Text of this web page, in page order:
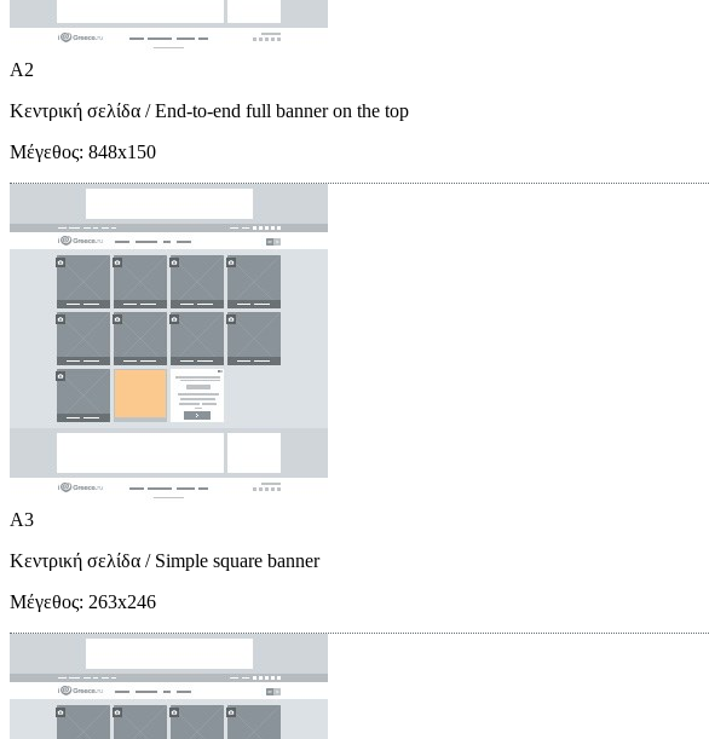
A2
Κεντρική σελίδα / End-to-end full banner on the top
Μέγεθος: 848x150
A3
Κεντρική σελίδα / Simple square banner
Μέγεθος: 263x246